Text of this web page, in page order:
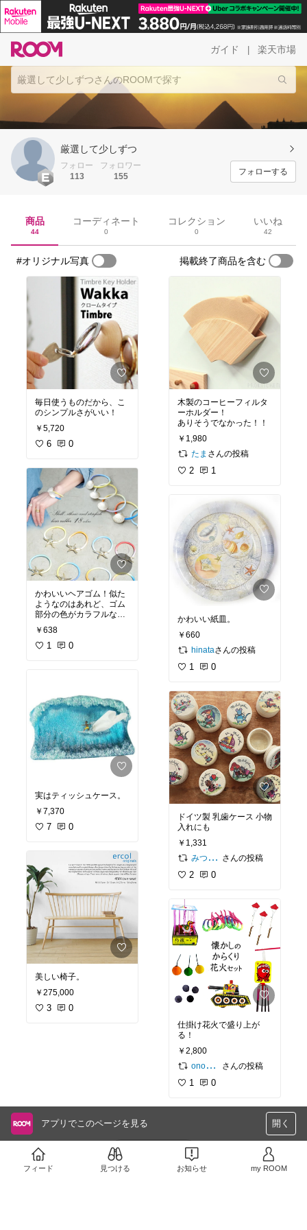
ガイド 楽天市場
厳選して少しずつ
フォロー
113
フォロワー
155
フォローする
商品
44
コーディネート
0
コレクション
0
いいね
42
#オリジナル写真 掲載終了商品を含む
毎日使うものだから、こ
のシンプルさがいい！
￥5,720
6 0
かわいいヘアゴム！似た
ようなのはあれど、ゴム
部分の色がカラフルなの
は珍しい。送料無料。
￥638
1 0
実はティッシュケース。
￥7,370
7 0
美しい椅子。
￥275,000
3 0
木製のコーヒーフィルタ
ーホルダー！
ありそうでなかった！！
￥1,980
たま さんの投稿
2 1
かわいい紙皿。
￥660
hinataさんの投稿
1 0
ドイツ製 乳歯ケース 小物
入れにも
￥1,331
みつめい(ღˇ◡ˇ)Lᵒᵛᵉ♡復帰改装中
さんの投稿
2 0
仕掛け花火で盛り上が
る！
￥2,800
onomatopee
さんの投稿
1 0
アプリでこのページを見る 開く
フィード 見つける お知らせ my ROOM